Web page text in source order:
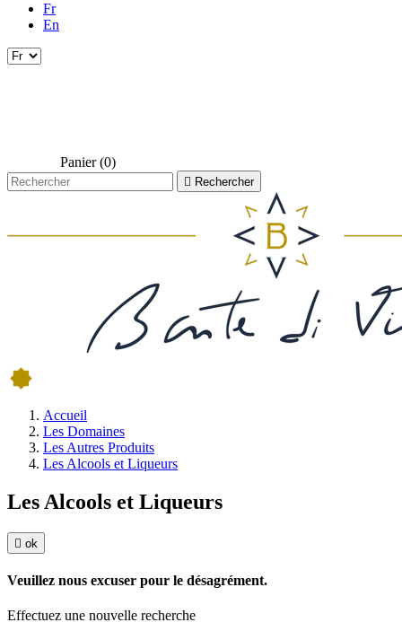
Fr
En
Panier (0)
 Rechercher
Accueil
Les Domaines
Les Autres Produits
Les Alcools et Liqueurs
Les Alcools et Liqueurs
 ok
Veuillez nous excuser pour le désagrément.
Effectuez une nouvelle recherche